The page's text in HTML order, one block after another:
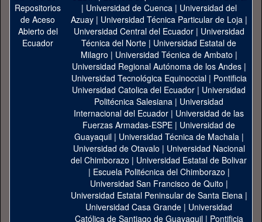
| Universidad de Cuenca| Universidad del
Azuay| Universidad Técnica Particular de Loja|
Universidad Central del Ecuador| Universidad
Técnica del Norte | Universidad Estatal de
Milagro | Universidad Técnica de Ambato |
Universidad Regional Autónoma de los Andes|
Universidad Tecnológica Equinoccial| Pontificia
Universidad Catolica del Ecuador | Universidad
Politécnica Salesiana | Universidad
Internacional del Ecuador | Universidad de las
Fuerzas Armadas-ESPE | Universidad de
Guayaquil| Universidad Técnica de Machala|
Universidad de Otavalo | Universidad Nacional
del Chimborazo | Universidad Estatal de Bolivar
| Escuela Politécnica del Chimborazo |
Universidad San Francisco de Quito |
Universidad Estatal Peninsular de Santa Elena|
Universidad Casa Grande | Universidad
Católica de Santiago de Guayaquil| Pontificia